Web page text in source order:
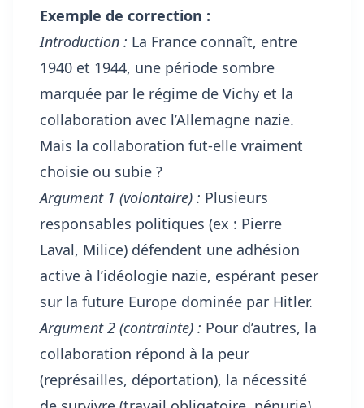
Exemple de correction :
Introduction : La France connaît, entre
1940 et 1944, une période sombre
marquée par le régime de Vichy et la
collaboration avec l’Allemagne nazie.
Mais la collaboration fut-elle vraiment
choisie ou subie ?
Argument 1 (volontaire) : Plusieurs
responsables politiques (ex : Pierre
Laval, Milice) défendent une adhésion
active à l’idéologie nazie, espérant peser
sur la future Europe dominée par Hitler.
Argument 2 (contrainte) : Pour d’autres, la
collaboration répond à la peur
(représailles, déportation), la nécessité